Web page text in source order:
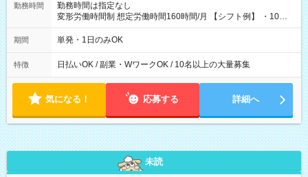
勤務時間
勤務時間は指定なし
変形労働時間制 想定労働時間160時間/月 【シフト例】 ・10：
00～20：00
期間 単発・1日のみOK
特徴 日払いOK / 副業・WワークOK / 10名以上の大量募集
気になる！ 応募する 詳細へ
未読